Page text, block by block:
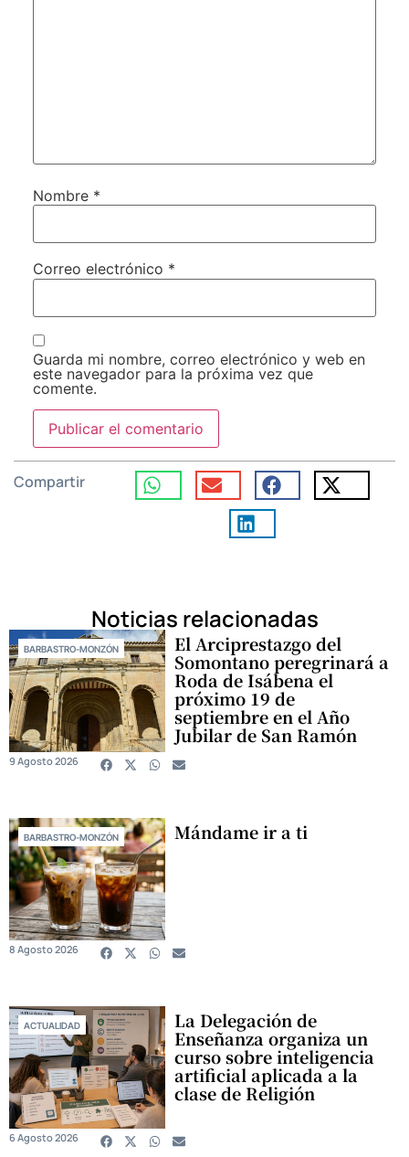
Nombre *
Correo electrónico *
Guarda mi nombre, correo electrónico y web en
este navegador para la próxima vez que
comente.
Compartir
Noticias relacionadas
BARBASTRO-MONZÓN El Arciprestazgo del
Somontano peregrinará a
Roda de Isábena el
próximo 19 de
septiembre en el Año
Jubilar de San Ramón
9 Agosto 2026
BARBASTRO-MONZÓN Mándame ir a ti
8 Agosto 2026
ACTUALIDAD La Delegación de
Enseñanza organiza un
curso sobre inteligencia
artificial aplicada a la
clase de Religión
6 Agosto 2026